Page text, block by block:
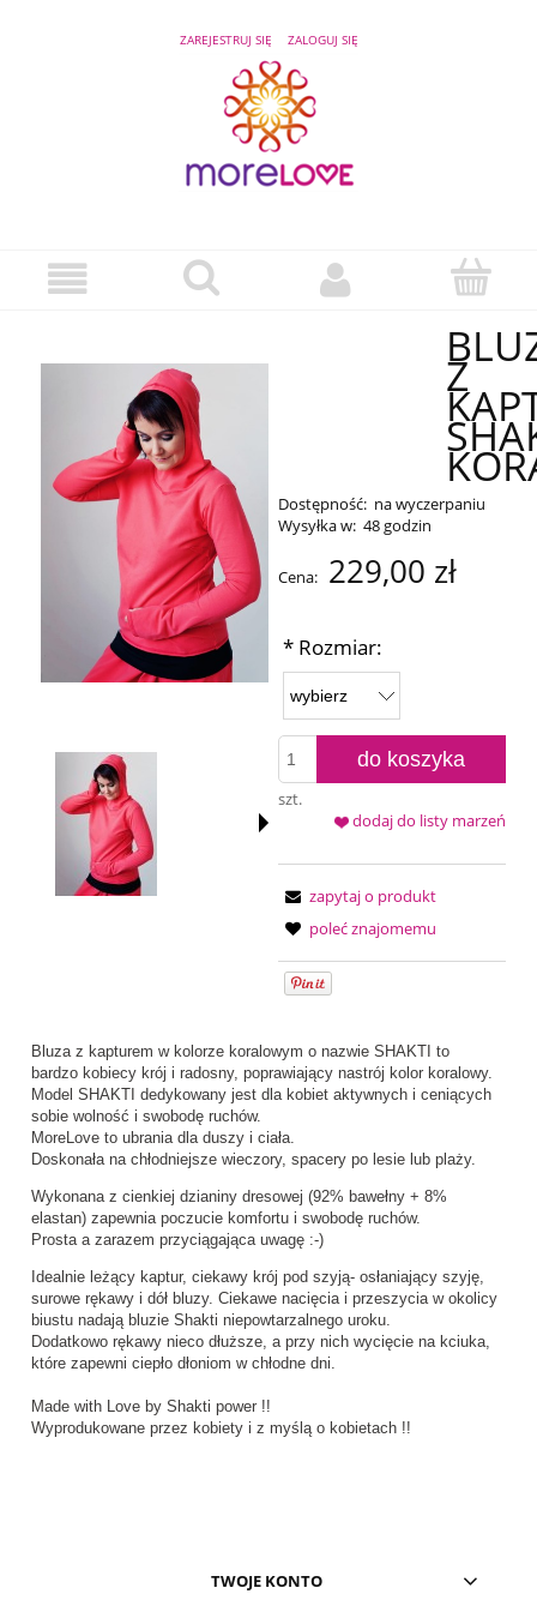
ZAREJESTRUJ SIĘ ZALOGUJ SIĘ
Z
Dostępność: na wyczerpaniu
Wysyłka w: 48 godzin
Cena: 229,00 zł
*Rozmiar:
szt.
do koszyka
dodaj do listy marzeń
zapytaj o produkt
poleć znajomemu
Bluza z kapturem w kolorze koralowym o nazwie SHAKTI to
bardzo kobiecy krój i radosny, poprawiający nastrój kolor koralowy.
Model SHAKTI dedykowany jest dla kobiet aktywnych i ceniących
sobie wolność i swobodę ruchów.
MoreLove to ubrania dla duszy i ciała.
Doskonała na chłodniejsze wieczory, spacery po lesie lub plaży.
Wykonana z cienkiej dzianiny dresowej (92% bawełny + 8%
elastan) zapewnia poczucie komfortu i swobodę ruchów.
Prosta a zarazem przyciągająca uwagę :-)
Idealnie leżący kaptur, ciekawy krój pod szyją- osłaniający szyję,
surowe rękawy i dół bluzy. Ciekawe nacięcia i przeszycia w okolicy
biustu nadają bluzie Shakti niepowtarzalnego uroku.
Dodatkowo rękawy nieco dłuższe, a przy nich wycięcie na kciuka,
które zapewni ciepło dłoniom w chłodne dni.
Made with Love by Shakti power !!
Wyprodukowane przez kobiety i z myślą o kobietach !!
TWOJE KONTO